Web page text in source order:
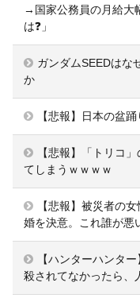
→国家公務員の月給大
は❓」
ガンダムSEEDはな
か
【悲報】日本の盆
【悲報】「トリコ
てしまうｗｗｗｗ
【悲報】被災者の
婚を決意。これ誰が悪
【ハンターハンタ
殺されてなかったら、